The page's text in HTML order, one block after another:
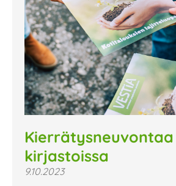
Kierrätysneuvontaa
kirjastoissa
9.10.2023